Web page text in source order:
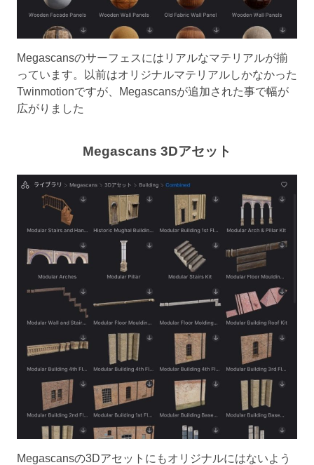
Megascansのサーフェスにはリアルなマテリアルが揃
っています。以前はオリジナルマテリアルしかなかった
Twinmotionですが、Megascansが追加された事で幅が
広がりました
Megascans 3Dアセット
Megascansの3Dアセットにもオリジナルにはないよう